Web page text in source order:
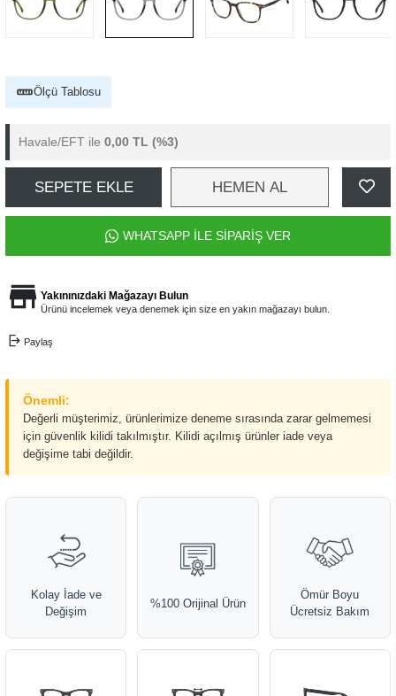
Ölçü Tablosu
Havale/EFT ile 0,00 TL (%3)
SEPETE EKLE HEMEN AL
WHATSAPP İLE SİPARİŞ VER
Yakınınızdaki Mağazayı Bulun
Ürünü incelemek veya denemek için size en yakın mağazayı bulun.
Paylaş
Önemli:
Değerli müşterimiz, ürünlerimize deneme sırasında zarar gelmemesi
için güvenlik kilidi takılmıştır. Kilidi açılmış ürünler iade veya
değişime tabi değildir.
Kolay İade ve
Değişim
%100 Orijinal Ürün
Ömür Boyu
Ücretsiz Bakım